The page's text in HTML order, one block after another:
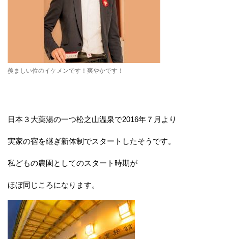
羨ましい位のイケメンです！爽やかです！
日本３大薬湯の一つ松之山温泉で2016年７月より
実家の宿を継ぎ新体制でスタートしたそうです。
私どもの農園としてのスタート時期が
ほぼ同じころになります。